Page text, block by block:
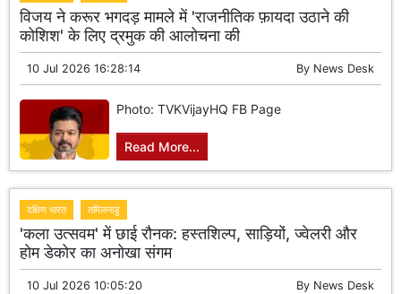
विजय ने करूर भगदड़ मामले में 'राजनीतिक फ़ायदा उठाने की
कोशिश' के लिए द्रमुक की आलोचना की
10 Jul 2026 16:28:14 By News Desk
Photo: TVKVijayHQ FB Page
Read More...
दक्षिण भारत तमिलनाडु
'कला उत्सवम' में छाई रौनक: हस्तशिल्प, साड़ियों, ज्वेलरी और
होम डेकोर का अनोखा संगम
10 Jul 2026 10:05:20 By News Desk